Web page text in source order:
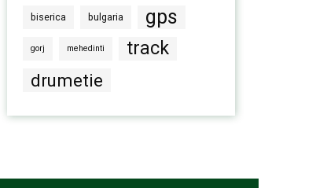
biserica bulgaria gps
gorj mehedinti track
drumetie